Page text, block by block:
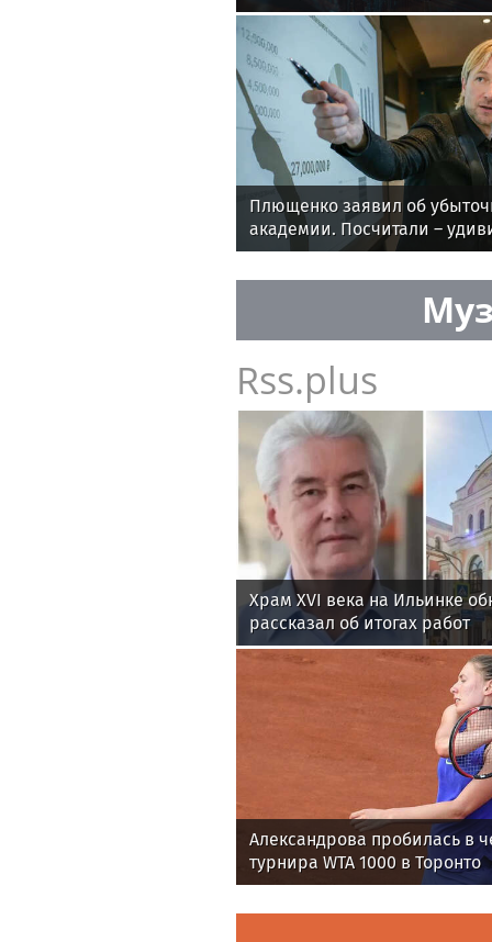
Плющенко заявил об
академии. Посчитали –
рассказываем
Rss.plus
Храм XVI века на Ильинке
рассказал об итогах работ
Александрова пробилась в
турнира WTA 1000 в Торонто